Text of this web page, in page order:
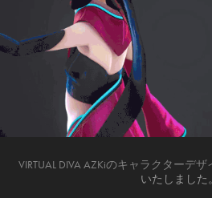
VIRTUAL DIVA AZKiのキャラクターデ
いたしました。